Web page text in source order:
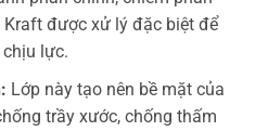
được xử lý đặc biệt để
lực.
Lớp này tạo nên bề mặt của
trầy xước, chống thấm